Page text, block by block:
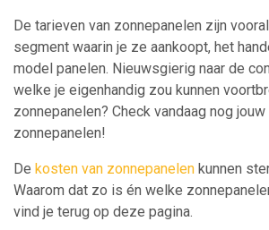
De tarieven van zonnepanelen zijn
segment waarin je ze aankoopt, het
model panelen. Nieuwsgierig naar de
welke je eigenhandig zou kunnen
zonnepanelen? Check vandaag nog
zonnepanelen!
De kosten van zonnepanelen kunnen
Waarom dat zo is én welke
vind je terug op deze pagina.